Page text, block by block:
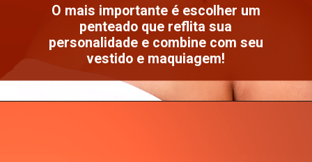
O mais importante é escolher um
penteado que reflita sua
personalidade e combine com seu
vestido e maquiagem!